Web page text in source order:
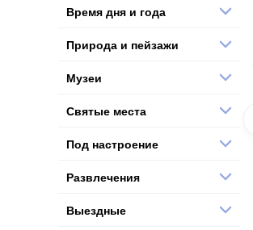
Время дня и года
Природа и пейзажи
Музеи
Святые места
Под настроение
Развлечения
Выездные